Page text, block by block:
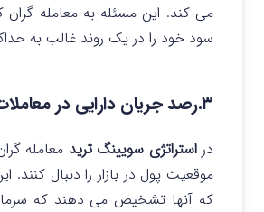
می‌ کند. این مسئله به معامله‌
سود خود را در یک روند غالب به
۳.رصد جریان دارایی در معاملات کریپتو
دراستراتژی سویینگ ترید معامله‌
موقعیت پول در بازار را دنبال کنند.
که آنها تشخیص می‌ دهند که